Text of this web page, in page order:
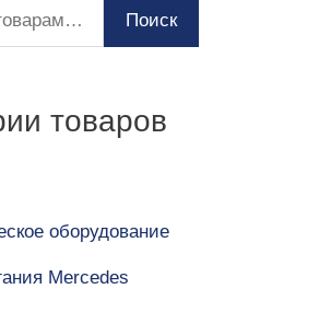
Поиск
товаров
оборудование
Mercedes